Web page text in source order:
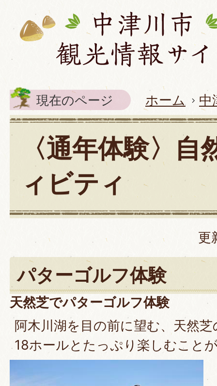
現在のページ ホーム 中
〈通年体験〉自
ィビティ
更
パターゴルフ体験
天然芝でパターゴルフ体験
阿木川湖を目の前に望む、天然
18ホールとたっぷり楽しむこと